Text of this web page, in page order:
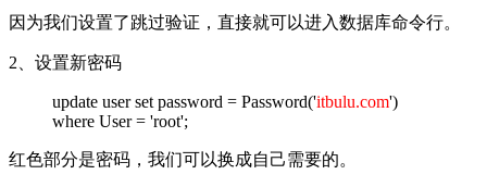
因为我们设置了跳过验证，直接就可以进入数据库命令行。
2、设置新密码
update user set password = Password('itbulu.com')
where User = 'root';
红色部分是密码，我们可以换成自己需要的。